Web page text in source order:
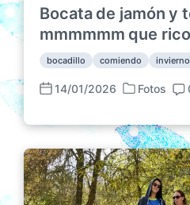
Bocata de jamón y
mmmmmm que rico
bocadillo comiendo invierno
F
c
h
a
p
u
14/01/2026
P
b
l
i
c
a
Fotos
C
m
e
n
t
a